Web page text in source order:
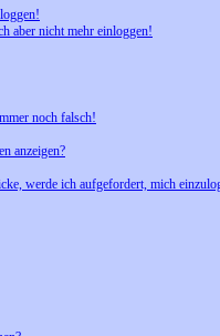
aber nicht mehr einloggen!
noch falsch!
anzeigen?
werde ich aufgefordert, mich